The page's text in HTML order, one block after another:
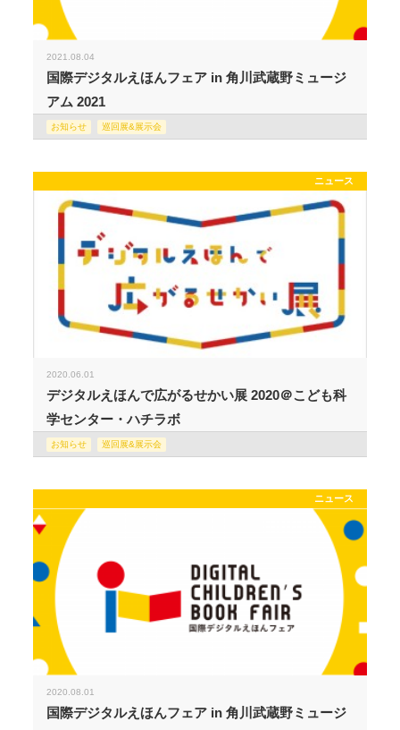
2021.08.04
国際デジタルえほんフェア in 角川武蔵野ミュージ
アム 2021
お知らせ 巡回展&展示会
ニュース
2020.06.01
デジタルえほんで広がるせかい展 2020＠こども科
学センター・ハチラボ
お知らせ 巡回展&展示会
ニュース
2020.08.01
国際デジタルえほんフェア in 角川武蔵野ミュージ